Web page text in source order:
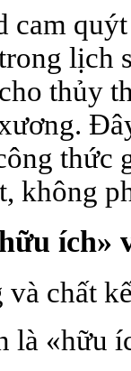
lịch
thủy
thức
không
ích»
chất
là «hữu